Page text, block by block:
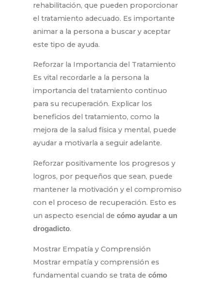
rehabilitación, que pueden proporcionar
el tratamiento adecuado. Es importante
animar a la persona a buscar y aceptar
este tipo de ayuda.
Reforzar la Importancia del Tratamiento
Es vital recordarle a la persona la
importancia del tratamiento continuo
para su recuperación. Explicar los
beneficios del tratamiento, como la
mejora de la salud física y mental, puede
ayudar a motivarla a seguir adelante.
Reforzar positivamente los progresos y
logros, por pequeños que sean, puede
mantener la motivación y el compromiso
con el proceso de recuperación. Esto es
un aspecto esencial de cómo ayudar a un
drogadicto.
Mostrar Empatía y Comprensión
Mostrar empatía y comprensión es
fundamental cuando se trata de cómo